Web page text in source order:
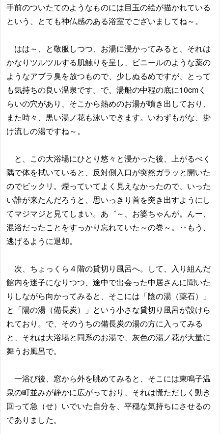
手前のついたてのようなものには目玉の絵が描かれている
という、とても神仏感のある浴室でございましてね～。
はは～、と敬服しつつ、お湯に浸かってみると、それは
かなりツルツルする肌触りを呈し、ビニールのような薬の
ようなアブラ臭を放つもので、少しぬるめですが、とって
も気持ちの良い温泉です。で、湯船の中程の底に10cmく
らいの穴があり、そこから熱めのお湯が噴き出しており、
また時々、黒い湯ノ花も泳いできます。いわずもがな、掛
け流しの湯ですね～。
と、この大浴場にひとり悠々と浸かった後、上がるべく
隅で体を拭いていると、反対側入口が突然ガラッと開いた
のでビックリ。煙っていてよく見えなかったので、いった
い誰が来たんだろうと、思いっきり首を突き出すようにし
てマジマジと見てしまい。あ゛～、お婆ちゃんが。んー、
混浴だったことをすっかり忘れていた～の巻～。‥もう、
逃げるように退却。
次、ちょっくら４階の貸切り風呂へ。して、入り組んだ
館内を迷子になりつつ、途中で出会った中居さんに聞いた
りしながら向かってみると、そこには「陰の湯（薬石）」
と「陽の湯（備長炭）」という小さな貸切り風呂が設けら
れており。で、そのうちの備長炭の湯の方に入ってみる
と、それは大浴場と同系のお湯で、灰色の湯ノ花が大量に
舞うお風呂で。
一浴び後、窓から外を眺めてみると、そこには東鳴子温
泉の町並みが静かに広がっており、それは慌ただしく動き
回って急（せ）いでいた自分を、平穏な気持ちにさせるの
でありました。